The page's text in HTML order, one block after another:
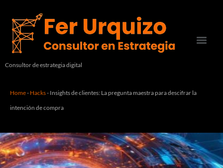
Consultor de estrategia digital
Home- Hacks- Insights de clientes: La pregunta maestra para descifrar la
intención de compra